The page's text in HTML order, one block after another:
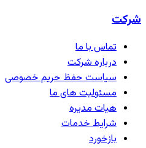
شرکت
تماس با ما
درباره شرکت
سیاست حفظ حریم خصوصی
مسئولیت های ما
هیات مدیره
شرایط خدمات
بازخورد